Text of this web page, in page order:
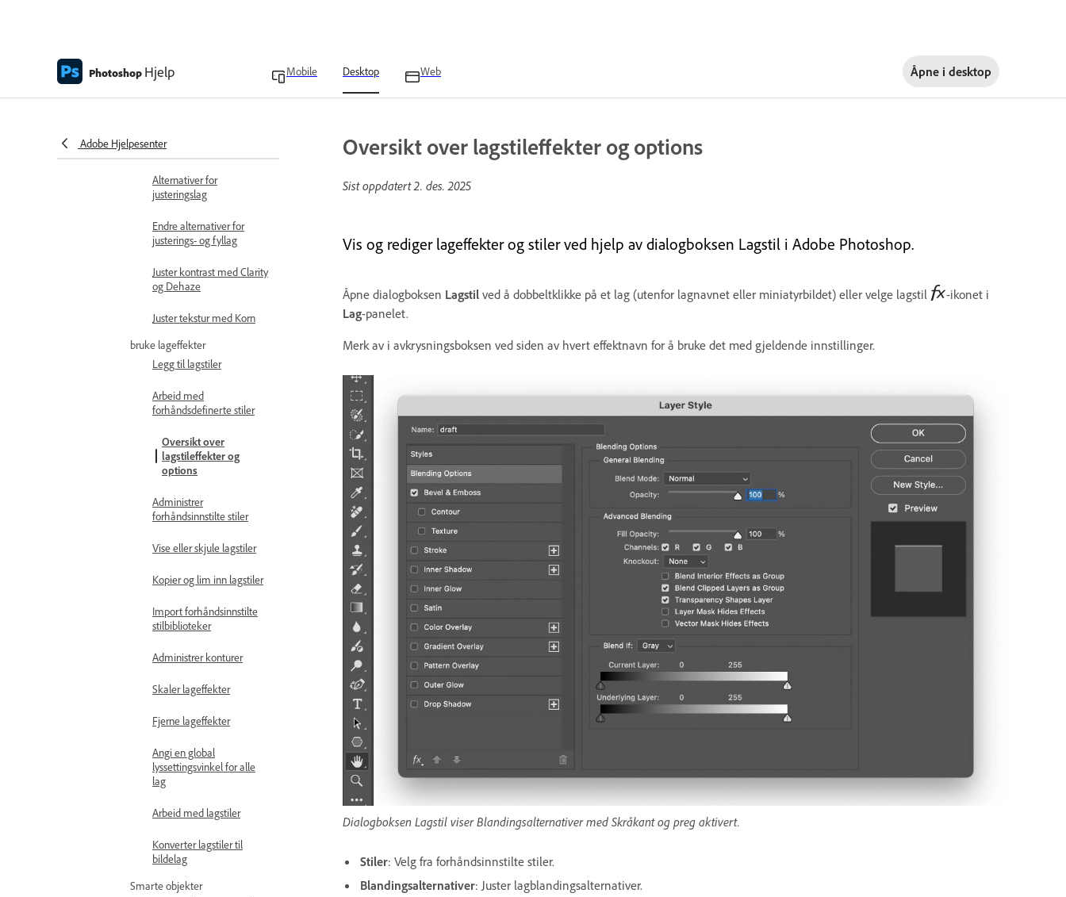
Photoshop Hjelp Mobile Desktop Web Åpne i desktop
Adobe Hjelpesenter
forhåndsinnstillinger
Korriger fargebalansen
Opprett fyllag
Alternativer for
justeringslag
Endre alternativer for
justerings- og fyllag
Juster kontrast med Clarity
og Dehaze
Juster tekstur med Korn
bruke lageffekter
Legg til lagstiler
Arbeid med
forhåndsdefinerte stiler
Oversikt over
lagstileffekter og
options
Administrer
forhåndsinnstilte stiler
Vise eller skjule lagstiler
Kopier og lim inn lagstiler
Import forhåndsinnstilte
stilbiblioteker
Administrer konturer
Skaler lageffekter
Fjerne lageffekter
Angi en global
lyssettingsvinkel for alle
lag
Arbeid med lagstiler
Konverter lagstiler til
bildelag
Smarte objekter
Oversikt over lagstileffekter og options
Sist oppdatert2. des. 2025
Vis og rediger lageffekter og stiler ved hjelp av dialogboksen Lagstil i Adobe Photoshop.
Åpne dialogboksen Lagstil ved å dobbeltklikke på et lag (utenfor lagnavnet eller miniatyrbildet) eller velge lagstil
-ikonet i
Lag-panelet.
Merk av i avkrysningsboksen ved siden av hvert effektnavn for å bruke det med gjeldende innstillinger.
Dialogboksen Lagstil viser Blandingsalternativer med Skråkant og preg aktivert.
Stiler: Velg fra forhåndsinnstilte stiler.
Blandingsalternativer: Juster lagblandingsalternativer.